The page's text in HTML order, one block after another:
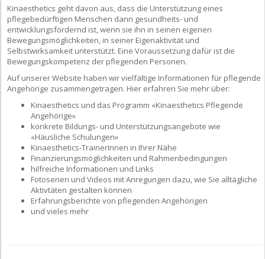
Kinaesthetics geht davon aus, dass die Unterstützung eines
pflegebedürftigen Menschen dann gesundheits- und
entwicklungsfördernd ist, wenn sie ihn in seinen eigenen
Bewegungsmöglichkeiten, in seiner Eigenaktivität und
Selbstwirksamkeit unterstützt. Eine Voraussetzung dafür ist die
Bewegungskompetenz der pflegenden Personen.
Auf unserer Website haben wir vielfältige Informationen für pflegende
Angehörige zusammengetragen. Hier erfahren Sie mehr über:
Kinaesthetics und das Programm «Kinaesthetics Pflegende
Angehörige»
konkrete Bildungs- und Unterstützungsangebote wie
«Häusliche Schulungen»
Kinaesthetics-TrainerInnen in Ihrer Nähe
Finanzierungsmöglichkeiten und Rahmenbedingungen
hilfreiche Informationen und Links
Fotoserien und Videos mit Anregungen dazu, wie Sie alltägliche
Aktivtäten gestalten können
Erfahrungsberichte von pflegenden Angehörigen
und vieles mehr